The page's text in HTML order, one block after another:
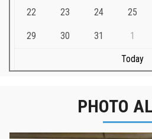
22 23 24 25
29 30 31 1
Today
PHOTO